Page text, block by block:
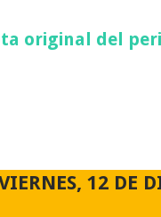
original del
12 DE